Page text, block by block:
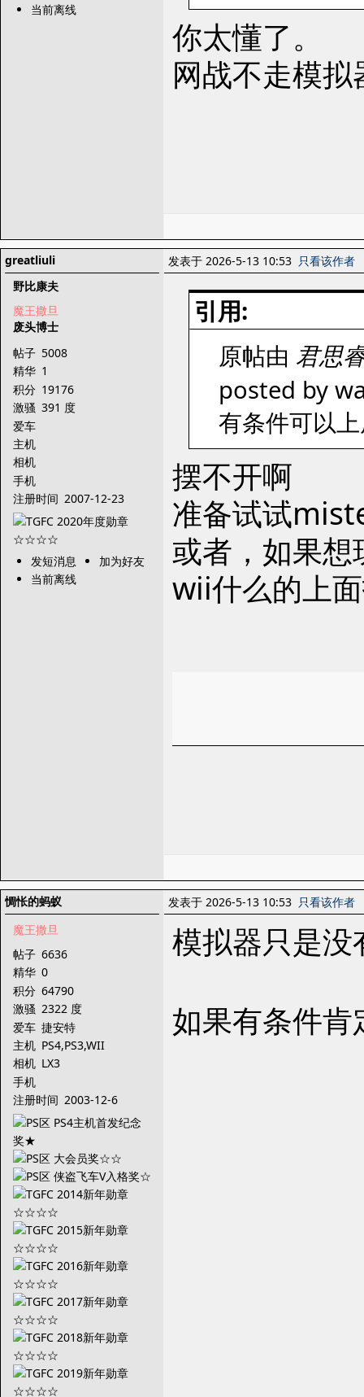
当前离线
你太懂了。
网战不走模
greatliuli
野比康夫
魔王撒旦
废头博士
帖子 5008
精华 1
积分 19176
激骚 391 度
爱车
主机
相机
手机
注册时间 2007-12-23
发短消息
加为好友
当前离线
发表于 2026-5-13 10:53 只看该作者
引用:
原帖由 君思
posted by
有条件可以
摆不开啊
准备试试
或者，如果
wii什么的上
惆怅的蚂蚁
魔王撒旦
帖子 6636
精华 0
积分 64790
激骚 2322 度
爱车 捷安特
主机 PS4,PS3,WII
相机 LX3
手机
注册时间 2003-12-6
发表于 2026-5-13 10:53 只看该作者
模拟器只是
如果有条件肯